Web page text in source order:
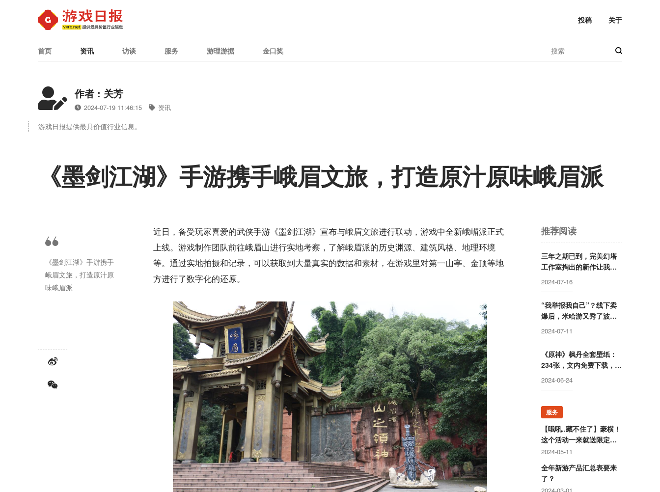
投稿 关于
首页 资讯 访谈 服务 游理游据 金口奖
作者 : 关芳
2024-07-19 11:46:15 资讯
游戏日报提供最具价值行业信息。
《墨剑江湖》手游携手峨眉文旅，打造原汁原味峨眉派
《墨剑江湖》手游携手
峨眉文旅，打造原汁原
味峨眉派
近日，备受玩家喜爱的武侠手游《墨剑江湖》宣布与峨眉文旅进行联动，游戏中全新峨嵋派正式
上线。游戏制作团队前往峨眉山进行实地考察，了解峨眉派的历史渊源、建筑风格、地理环境
等。通过实地拍摄和记录，可以获取到大量真实的数据和素材，在游戏里对第一山亭、金顶等地
方进行了数字化的还原。
推荐阅读
三年之期已到，完美幻塔
工作室掏出的新作让我绷
不住了
2024-07-16
“我举报我自己”？线下卖
爆后，米哈游又秀了波神
操作
2024-07-11
《原神》枫丹全套壁纸：
234张，文内免费下载，出
镜率最高的角色是她？
2024-06-24
服务
【哦吼..藏不住了】豪横！
这个活动一来就送限定游
戏周边！
2024-05-11
全年新游产品汇总表要来
了？